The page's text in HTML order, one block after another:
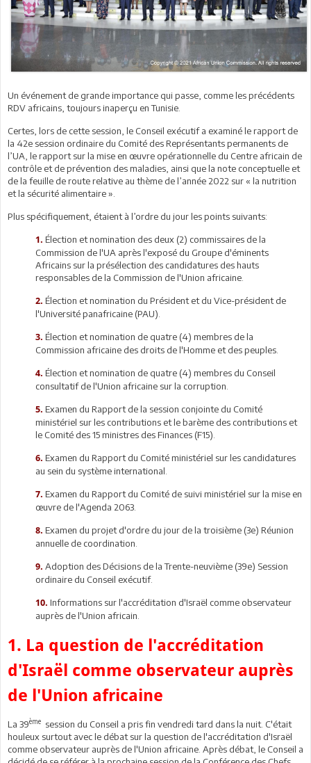
Un événement de grande importance qui passe, comme les précédents
RDV africains, toujours inaperçu en Tunisie.
Certes, lors de cette session, le Conseil exécutif a examiné le rapport de
la 42e session ordinaire du Comité des Représentants permanents de
l’UA, le rapport sur la mise en œuvre opérationnelle du Centre africain de
contrôle et de prévention des maladies, ainsi que la note conceptuelle et
de la feuille de route relative au thème de l’année 2022 sur « la nutrition
et la sécurité alimentaire ».
Plus spécifiquement, étaient à l’ordre du jour les points suivants:
1. Élection et nomination des deux (2) commissaires de la
Commission de l'UA après l'exposé du Groupe d'éminents
Africains sur la présélection des candidatures des hauts
responsables de la Commission de l'Union africaine.
2. Élection et nomination du Président et du Vice-président de
l'Université panafricaine (PAU).
3. Élection et nomination de quatre (4) membres de la
Commission africaine des droits de l'Homme et des peuples.
4. Élection et nomination de quatre (4) membres du Conseil
consultatif de l'Union africaine sur la corruption.
5. Examen du Rapport de la session conjointe du Comité
ministériel sur les contributions et le barème des contributions et
le Comité des 15 ministres des Finances (F15).
6. Examen du Rapport du Comité ministériel sur les candidatures
au sein du système international.
7. Examen du Rapport du Comité de suivi ministériel sur la mise en
œuvre de l'Agenda 2063.
8. Examen du projet d'ordre du jour de la troisième (3e) Réunion
annuelle de coordination.
9. Adoption des Décisions de la Trente-neuvième (39e) Session
ordinaire du Conseil exécutif.
10. Informations sur l'accréditation d'Israël comme observateur
auprès de l'Union africain.
1. La question de l'accréditation
d'Israël comme observateur auprès
de l'Union africaine
La 39ème session du Conseil a pris fin vendredi tard dans la nuit. C'était
houleux surtout avec le débat sur la question de l'accréditation d'Israël
comme observateur auprès de l'Union africaine. Après débat, le Conseil a